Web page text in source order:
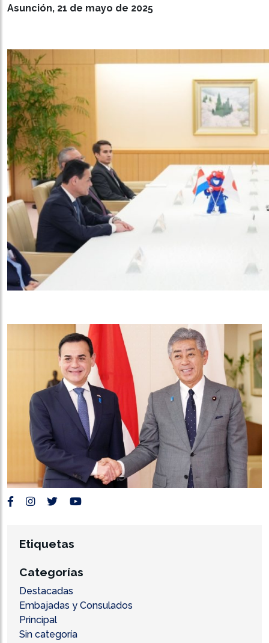
Asunción, 21 de mayo de 2025
Etiquetas
Categorías
Destacadas
Embajadas y Consulados
Principal
Sin categoría